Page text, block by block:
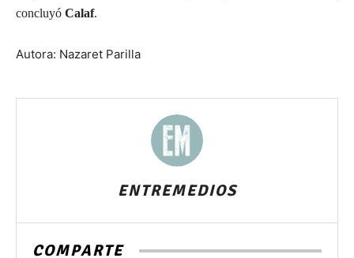
concluyó Calaf.
Autora: Nazaret Parilla
ENTREMEDIOS
COMPARTE